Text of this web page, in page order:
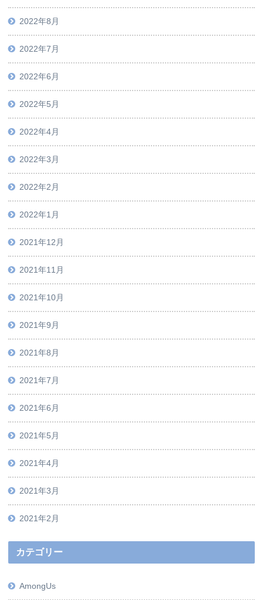
2022年8月
2022年7月
2022年6月
2022年5月
2022年4月
2022年3月
2022年2月
2022年1月
2021年12月
2021年11月
2021年10月
2021年9月
2021年8月
2021年7月
2021年6月
2021年5月
2021年4月
2021年3月
2021年2月
カテゴリー
AmongUs